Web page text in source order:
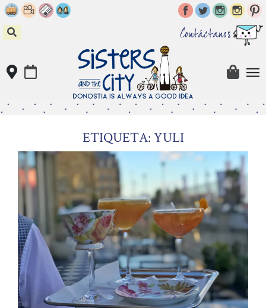
Skip
to
content
Contáctanos
ETIQUETA: YULI